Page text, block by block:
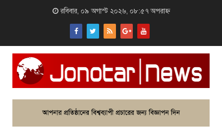
রবিবার, ০৯ অগাস্ট ২০২৬, ০৮:৫৭ অপরাহ্ন